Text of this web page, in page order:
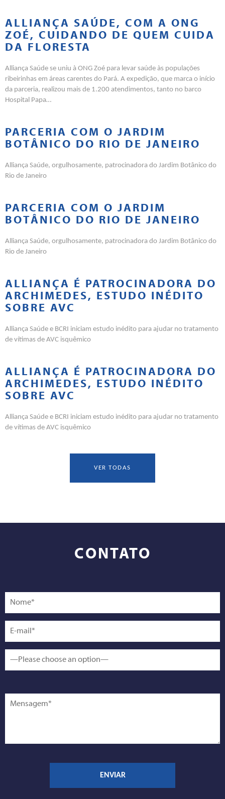
ALLIANÇA SAÚDE, COM A ONG
ZOÉ, CUIDANDO DE QUEM CUIDA
DA FLORESTA
Alliança Saúde se uniu à ONG Zoé para levar saúde às populações
ribeirinhas em áreas carentes do Pará. A expedição, que marca o início
da parceria, realizou mais de 1.200 atendimentos, tanto no barco
Hospital Papa…
PARCERIA COM O JARDIM
BOTÂNICO DO RIO DE JANEIRO
Alliança Saúde, orgulhosamente, patrocinadora do Jardim Botânico do
Rio de Janeiro
PARCERIA COM O JARDIM
BOTÂNICO DO RIO DE JANEIRO
Alliança Saúde, orgulhosamente, patrocinadora do Jardim Botânico do
Rio de Janeiro
ALLIANÇA É PATROCINADORA DO
ARCHIMEDES, ESTUDO INÉDITO
SOBRE AVC
Alliança Saúde e BCRI iniciam estudo inédito para ajudar no tratamento
de vítimas de AVC isquêmico
ALLIANÇA É PATROCINADORA DO
ARCHIMEDES, ESTUDO INÉDITO
SOBRE AVC
Alliança Saúde e BCRI iniciam estudo inédito para ajudar no tratamento
de vítimas de AVC isquêmico
VER TODAS
CONTATO